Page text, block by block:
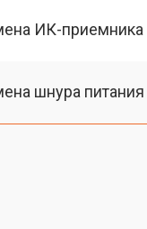
ИК-приемника
шнура питания